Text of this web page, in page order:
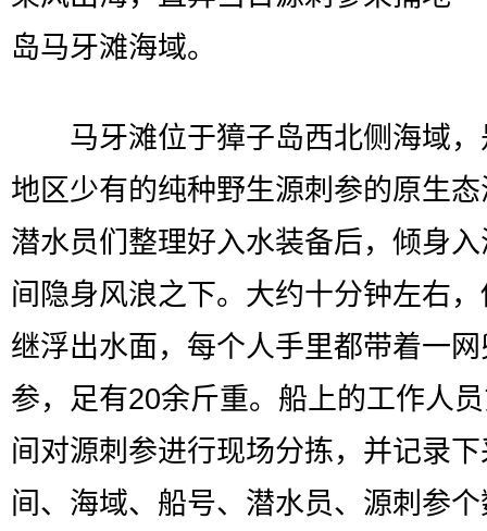
岛马牙滩海域。
马牙滩位于獐子岛西北侧海域，
地区少有的纯种野生源刺参的原生
潜水员们整理好入水装备后，倾身
间隐身风浪之下。大约十分钟左右
继浮出水面，每个人手里都带着一
参，足有20余斤重。船上的工作人
间对源刺参进行现场分拣，并记录
间、海域、船号、潜水员、源刺参